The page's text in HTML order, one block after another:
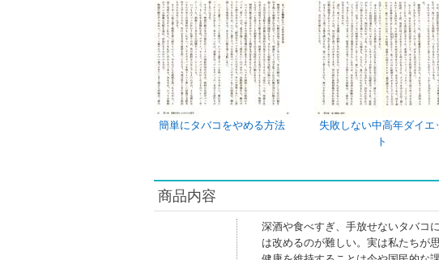
簡単にタバコをやめる方法
失敗しない中高年ダイエ
ト
商品内容
深酒や食べすぎ、手放せないタバコ
は改めるのが難しい。実は私たちが